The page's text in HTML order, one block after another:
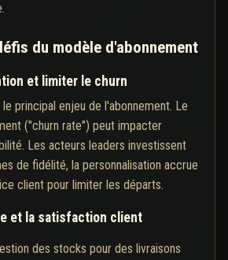
du modèle d'abonnement
et limiter le churn
principal enjeu de l'abonnement. Le
("churn rate") peut impacter
Les acteurs leaders investissent
de fidélité, la personnalisation accrue
client pour limiter les départs.
et la satisfaction client
des stocks pour des livraisons